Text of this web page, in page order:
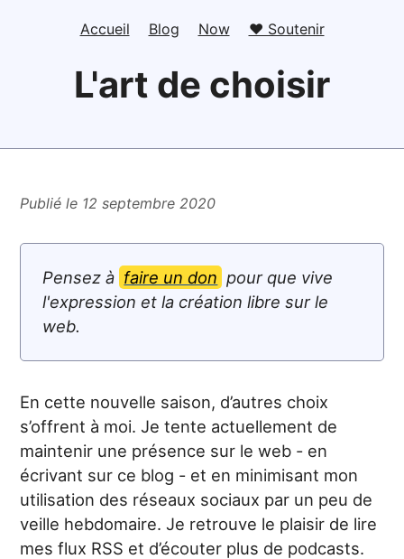
Accueil Blog Now ❤️ Soutenir
L'art de choisir
Publié le 12 septembre 2020
Pensez à faire un don pour que vive
l'expression et la création libre sur le
web.
En cette nouvelle saison, d’autres choix
s’offrent à moi. Je tente actuellement de
maintenir une présence sur le web - en
écrivant sur ce blog - et en minimisant mon
utilisation des réseaux sociaux par un peu de
veille hebdomaire. Je retrouve le plaisir de lire
mes flux RSS et d’écouter plus de podcasts.